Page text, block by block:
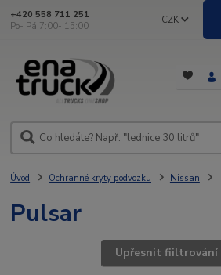
CZK
+420 558 711 251
Po- Pá 7:00- 15:00
Úvod Ochranné kryty podvozku Nissan
Pulsar
Upřesnit fiiltrování